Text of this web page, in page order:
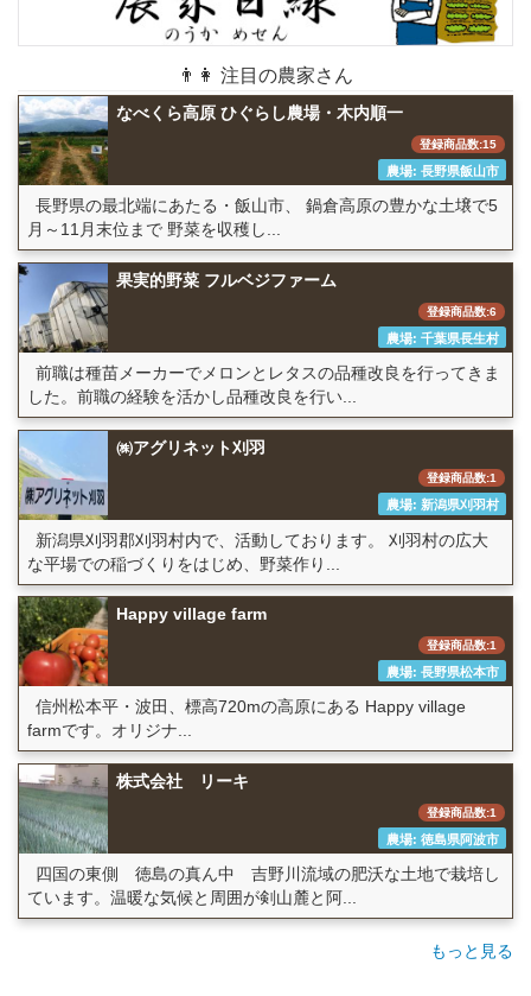
👨👩 注目の農家さん
なべくら高原 ひぐらし農場・木内順一
登録商品数:15
農場: 長野県飯山市
長野県の最北端にあたる・飯山市、 鍋倉高原の豊かな土壌で5
月～11月末位まで 野菜を収穫し...
果実的野菜 フルベジファーム
登録商品数:6
農場: 千葉県長生村
前職は種苗メーカーでメロンとレタスの品種改良を行ってきま
した。前職の経験を活かし品種改良を行い...
㈱アグリネット刈羽
登録商品数:1
農場: 新潟県刈羽村
新潟県刈羽郡刈羽村内で、活動しております。 刈羽村の広大
な平場での稲づくりをはじめ、野菜作り...
Happy village farm
登録商品数:1
農場: 長野県松本市
信州松本平・波田、標高720mの高原にある Happy village
farmです。オリジナ...
株式会社 リーキ
登録商品数:1
農場: 徳島県阿波市
四国の東側 徳島の真ん中 吉野川流域の肥沃な土地で栽培し
ています。温暖な気候と周囲が剣山麓と阿...
もっと見る